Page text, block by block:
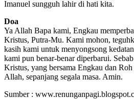
Imanuel sungguh lahir di hati kita.
Doa
Ya Allah Bapa kami, Engkau
Kristus, Putra-Mu. Kami mohon,
kasih kami untuk menyongsong
kami pun benar-benar diperbarui.
Kristus, yang bersama Engkau dan
Allah, sepanjang segala masa. Amin.
Sumber :